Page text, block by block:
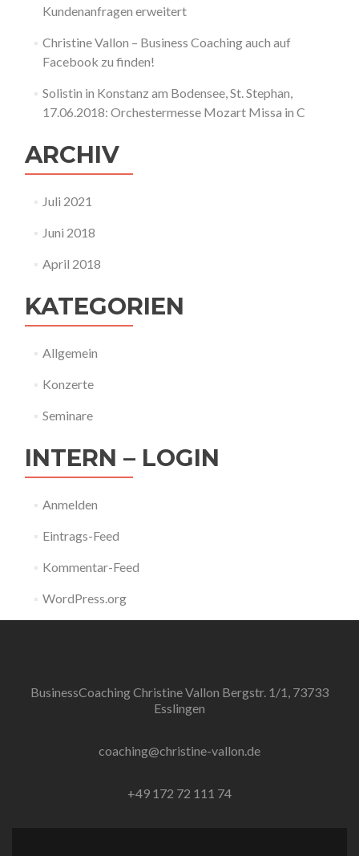
Kundenanfragen erweitert
Christine Vallon – Business Coaching auch auf
Facebook zu finden!
Solistin in Konstanz am Bodensee, St. Stephan,
17.06.2018: Orchestermesse Mozart Missa in C
ARCHIV
Juli 2021
Juni 2018
April 2018
KATEGORIEN
Allgemein
Konzerte
Seminare
INTERN – LOGIN
Anmelden
Eintrags-Feed
Kommentar-Feed
WordPress.org
BusinessCoaching Christine Vallon Bergstr. 1/1, 73733
Esslingen
coaching@christine-vallon.de
+49 172 72 111 74